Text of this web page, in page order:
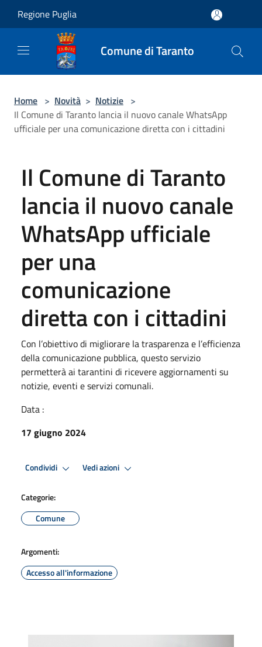
Regione Puglia
Comune di Taranto
Home > Novità > Notizie >
Il Comune di Taranto lancia il nuovo canale WhatsApp
ufficiale per una comunicazione diretta con i cittadini
Il Comune di Taranto
lancia il nuovo canale
WhatsApp ufficiale
per una
comunicazione
diretta con i cittadini
Con l’obiettivo di migliorare la trasparenza e l’efficienza
della comunicazione pubblica, questo servizio
permetterà ai tarantini di ricevere aggiornamenti su
notizie, eventi e servizi comunali.
Data :
17 giugno 2024
Condividi Vedi azioni
Categorie:
Comune
Argomenti:
Accesso all'informazione